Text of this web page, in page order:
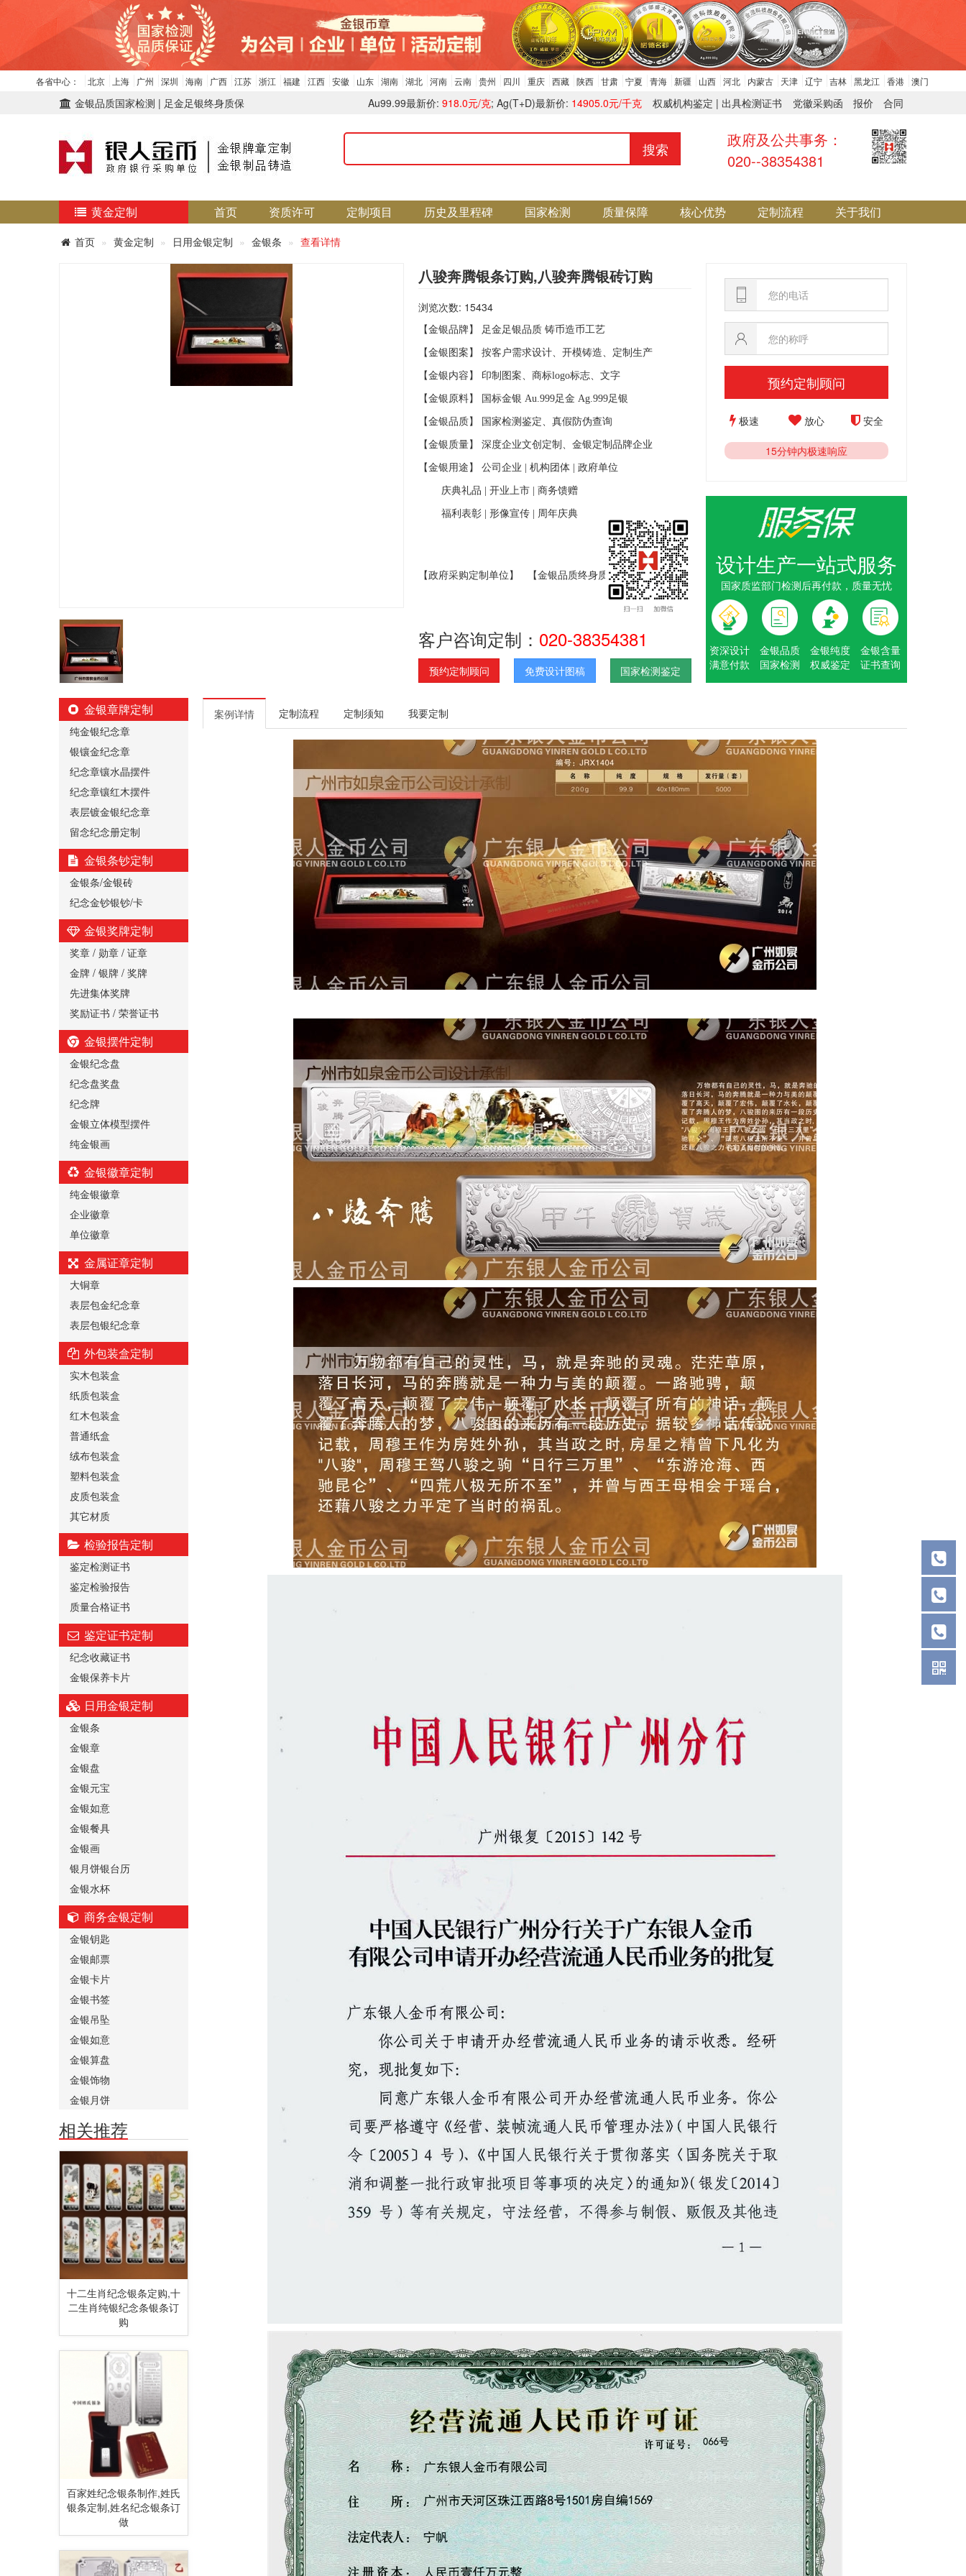
各省中心： 北京 上海 广州 深圳 海南 广西 江苏 浙江 福建 江西 安徽 山东 湖南 湖北 河南 云南 贵州 四川 重庆 西藏 陕西 甘肃 宁夏 青海 新疆 山西 河北 内蒙古 天津 辽宁 吉林 黑龙江 香港 澳门
金银品质国家检测 | 足金足银终身质保 党徽采购函 报价 合同
权威机构鉴定 | 出具检测证书
Au99.99最新价: 918.0元/克; Ag(T+D)最新价: 14905.0元/千克
搜索
政府及公共事务：
020--38354381
黄金定制 首页 资质许可 定制项目 历史及里程碑 国家检测 质量保障 核心优势 定制流程 关于我们
首页 黄金定制 日用金银定制 金银条 查看详情
八骏奔腾银条订购,八骏奔腾银砖订购
浏览次数: 15434
【金银品牌】 足金足银品质 铸币造币工艺
【金银图案】 按客户需求设计、开模铸造、定制生产
【金银内容】 印制图案、商标logo标志、文字
【金银原料】 国标金银 Au.999足金 Ag.999足银
【金银品质】 国家检测鉴定、真假防伪查询
【金银质量】 深度企业文创定制、金银定制品牌企业
【金银用途】 公司企业 机构团体 政府单位
庆典礼品 开业上市 商务馈赠
福利表彰 形像宣传 周年庆典
【政府采购定制单位】 【金银品质终身质保】
客户咨询定制： 020-38354381
预约定制顾问 免费设计图稿 国家检测鉴定
预约定制顾问
极速 放心 安全
15分钟内极速响应
设计生产一站式服务
国家质监部门检测后再付款，质量无忧
资深设计
满意付款
金银品质
国家检测
金银纯度
权威鉴定
金银含量
证书查询
金银章牌定制
纯金银纪念章
银镶金纪念章
纪念章镶水晶摆件
纪念章镶红木摆件
表层镀金银纪念章
留念纪念册定制
金银条钞定制
金银条/金银砖
纪念金钞银钞/卡
金银奖牌定制
奖章 / 勋章 / 证章
金牌 / 银牌 / 奖牌
先进集体奖牌
奖励证书 / 荣誉证书
金银摆件定制
金银纪念盘
纪念盘奖盘
纪念牌
金银立体模型摆件
纯金银画
金银徽章定制
纯金银徽章
企业徽章
单位徽章
金属证章定制
大铜章
表层包金纪念章
表层包银纪念章
外包装盒定制
实木包装盒
纸质包装盒
红木包装盒
普通纸盒
绒布包装盒
塑料包装盒
皮质包装盒
其它材质
检验报告定制
鉴定检测证书
鉴定检验报告
质量合格证书
鉴定证书定制
纪念收藏证书
金银保养卡片
日用金银定制
金银条
金银章
金银盘
金银元宝
金银如意
金银餐具
金银画
银月饼银台历
金银水杯
商务金银定制
金银钥匙
金银邮票
金银卡片
金银书签
金银吊坠
金银如意
金银算盘
金银饰物
金银月饼
相关推荐
十二生肖纪念银条定购,十
二生肖纯银纪念条银条订
购
百家姓纪念银条制作,姓氏
银条定制,姓名纪念银条订
做
案例详情 定制流程 定制须知 我要定制